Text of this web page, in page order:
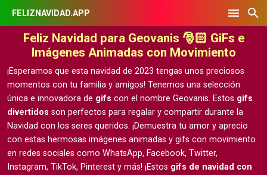
FELIZNAVIDAD.APP
Feliz Navidad para Geovanis 🎅🏻 GiFs e
Imágenes Animadas con Movimiento
¡Esperamos que esta navidad de 2023 tengas unos preciosos
momentos con tu familia y amigos! Tenemos una selección
única e innovadora de gifs con el nombre Geovanis. Estos gifs
divertidos son perfectos para regalar y compartir durante la
Navidad con los seres queridos. ¡Demuestra tu amor y aprecio
con estas hermosas imágenes animadas y gifs con movimiento
en redes sociales como WhatsApp, Facebook, Twitter,
Instagram, TikTok, Pinterest y más! ¡Estos gifs de navidad con